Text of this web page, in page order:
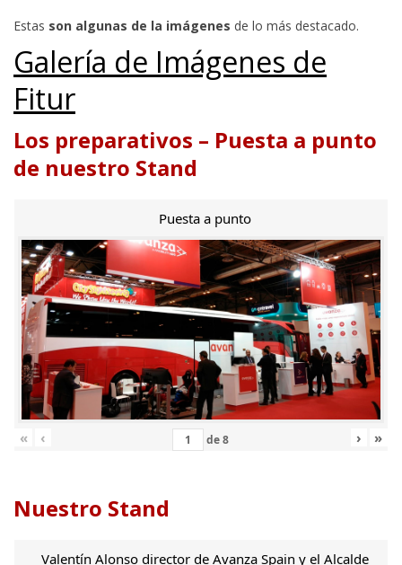
Estas son algunas de la imágenes de lo más destacado.
Galería de Imágenes de
Fitur
Los preparativos – Puesta a punto
de nuestro Stand
Puesta a punto
« ‹ de8 › »
Nuestro Stand
Valentín Alonso director de Avanza Spain y el Alcalde